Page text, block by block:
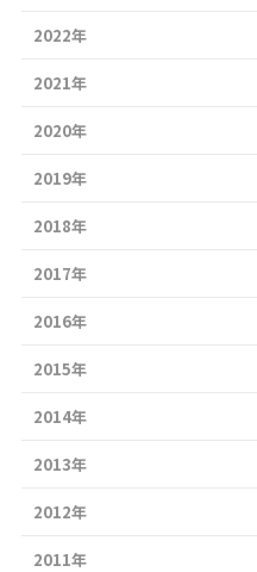
2022年
2021年
2020年
2019年
2018年
2017年
2016年
2015年
2014年
2013年
2012年
2011年